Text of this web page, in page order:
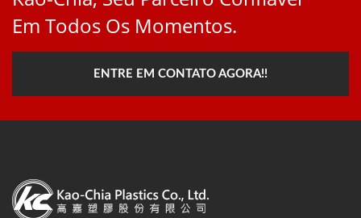
Em Todos Os Momentos.
ENTRE EM CONTATO AGORA!!